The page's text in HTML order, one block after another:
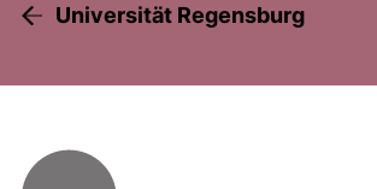
Universität Regensburg